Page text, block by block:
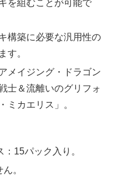
を組むことが可能で
構築に必要な汎用性の
す。
メイジング・ドラゴン
士＆流離いのグリフォ
ミカエリス」。
15パック入り。
。